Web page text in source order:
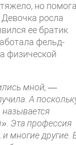
но
росла
ее братик
фельд-
физической
мной, —
А
Эта профессия
многие другие.